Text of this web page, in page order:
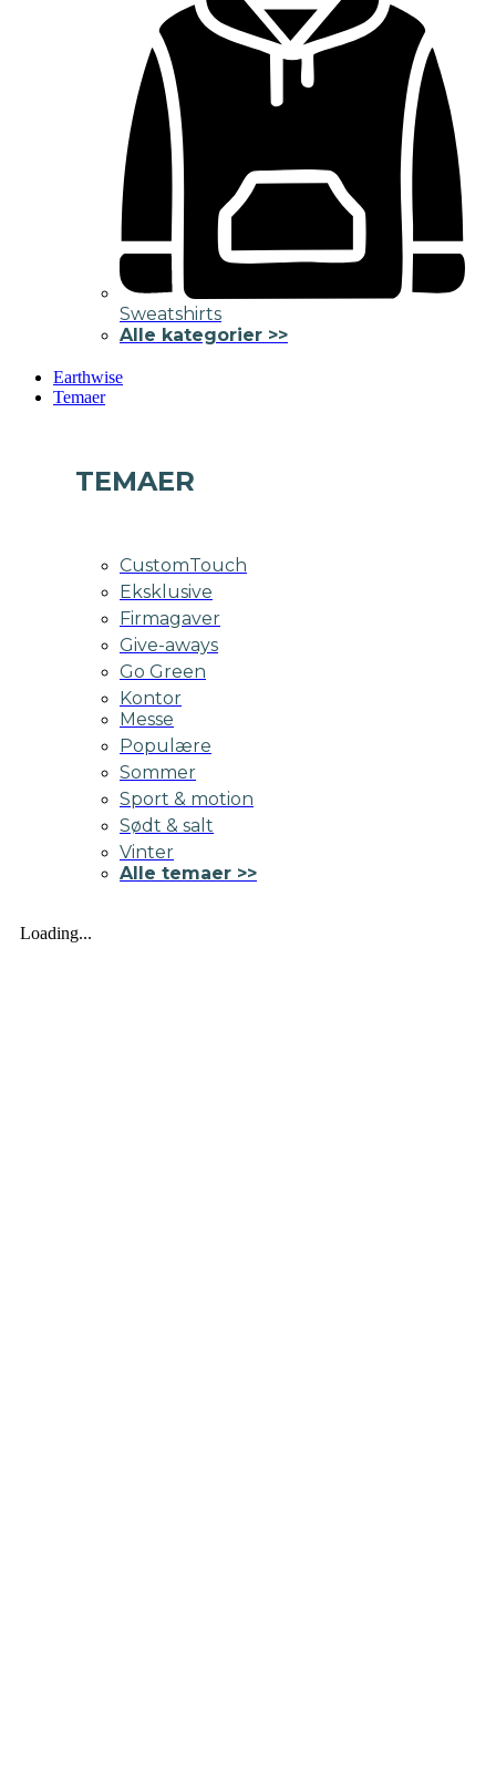
Sweatshirts
Alle kategorier >>
Earthwise
Temaer
TEMAER
CustomTouch
Eksklusive
Firmagaver
Give-aways
Go Green
Kontor
Messe
Populære
Sommer
Sport & motion
Sødt & salt
Vinter
Alle temaer >>
Loading...